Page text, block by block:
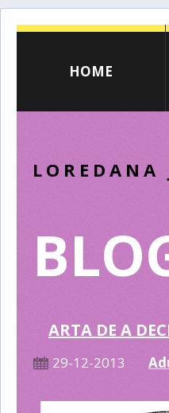
HOME
LOREDANA
ARTA DE A
29-12-2013